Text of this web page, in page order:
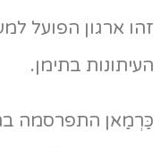
ארגון הפועל
בתימן.
התפרסמה